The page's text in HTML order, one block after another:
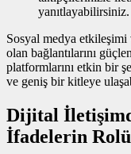
yanıtlayabilirsiniz.
Sosyal medya
olan bağlantılarını
platformlarını etkin bir
ve geniş bir kitleye
Dijital
İfadelerin Rolü